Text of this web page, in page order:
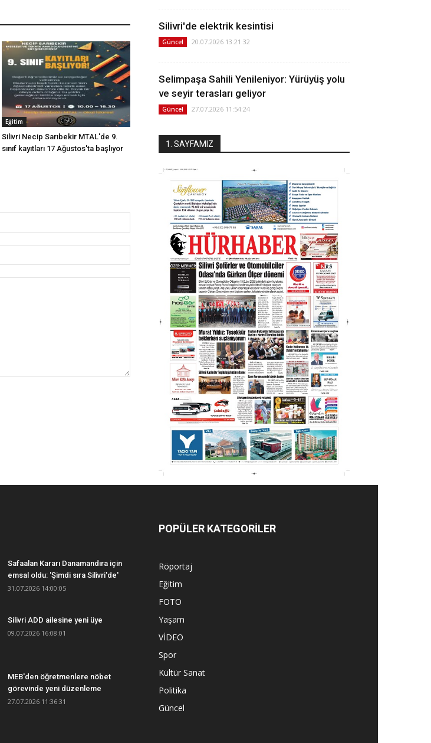
Eğitim
Silivri Necip Sarıbekir MTAL'de 9.
sınıf kayıtları 17 Ağustos'ta başlıyor
Silivri'de elektrik kesintisi
Güncel 20.07.2026 13:21:32
Selimpaşa Sahili Yenileniyor: Yürüyüş yolu
ve seyir terasları geliyor
Güncel 27.07.2026 11:54:24
1. SAYFAMIZ
Safaalan Kararı Danamandıra için
emsal oldu: 'Şimdi sıra Silivri'de'
31.07.2026 14:00:05
Silivri ADD ailesine yeni üye
09.07.2026 16:08:01
MEB'den öğretmenlere nöbet
görevinde yeni düzenleme
27.07.2026 11:36:31
POPÜLER KATEGORİLER
Röportaj
Eğitim
FOTO
Yaşam
VİDEO
Spor
Kültür Sanat
Politika
Güncel